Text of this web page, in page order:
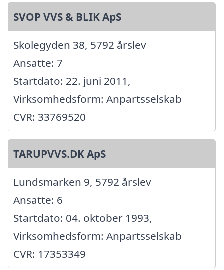
SVOP VVS & BLIK ApS
Skolegyden 38, 5792 årslev
Ansatte: 7
Startdato: 22. juni 2011,
Virksomhedsform: Anpartsselskab
CVR: 33769520
TARUPVVS.DK ApS
Lundsmarken 9, 5792 årslev
Ansatte: 6
Startdato: 04. oktober 1993,
Virksomhedsform: Anpartsselskab
CVR: 17353349